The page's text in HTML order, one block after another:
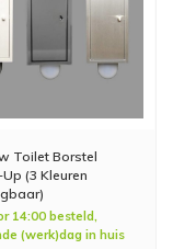
Toilet Borstel
(3 Kleuren
14:00 besteld,
(werk)dag in huis